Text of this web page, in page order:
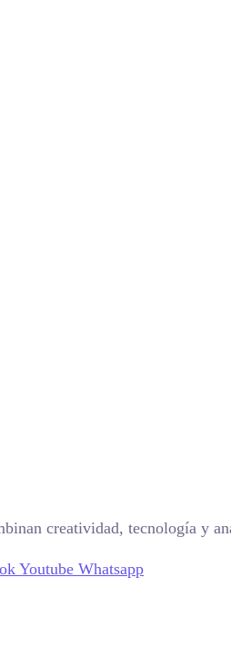
creatividad, tecnología y
Youtube Whatsapp